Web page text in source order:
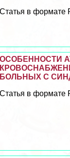
Статья в формате
ОСОБЕННОСТИ
БОЛЬНЫХ С
Статья в формате